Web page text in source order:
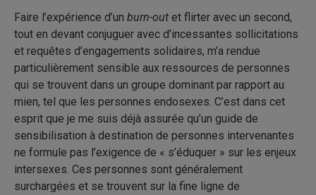
Faire l’expérience d’un burn-out et flirter avec un second,
tout en devant conjuguer avec d’incessantes sollicitations
et requêtes d’engagements solidaires, m’a rendue
particulièrement sensible aux ressources de personnes
qui se trouvent dans un groupe dominant par rapport au
mien, tel que les personnes endosexes. C’est dans cet
esprit que je me suis déjà assurée qu’un guide de
sensibilisation à destination de personnes intervenantes
ne formule pas l’exigence de « s’éduquer » sur les enjeux
intersexes. Ces personnes sont généralement
surchargées et se trouvent sur la fine ligne de